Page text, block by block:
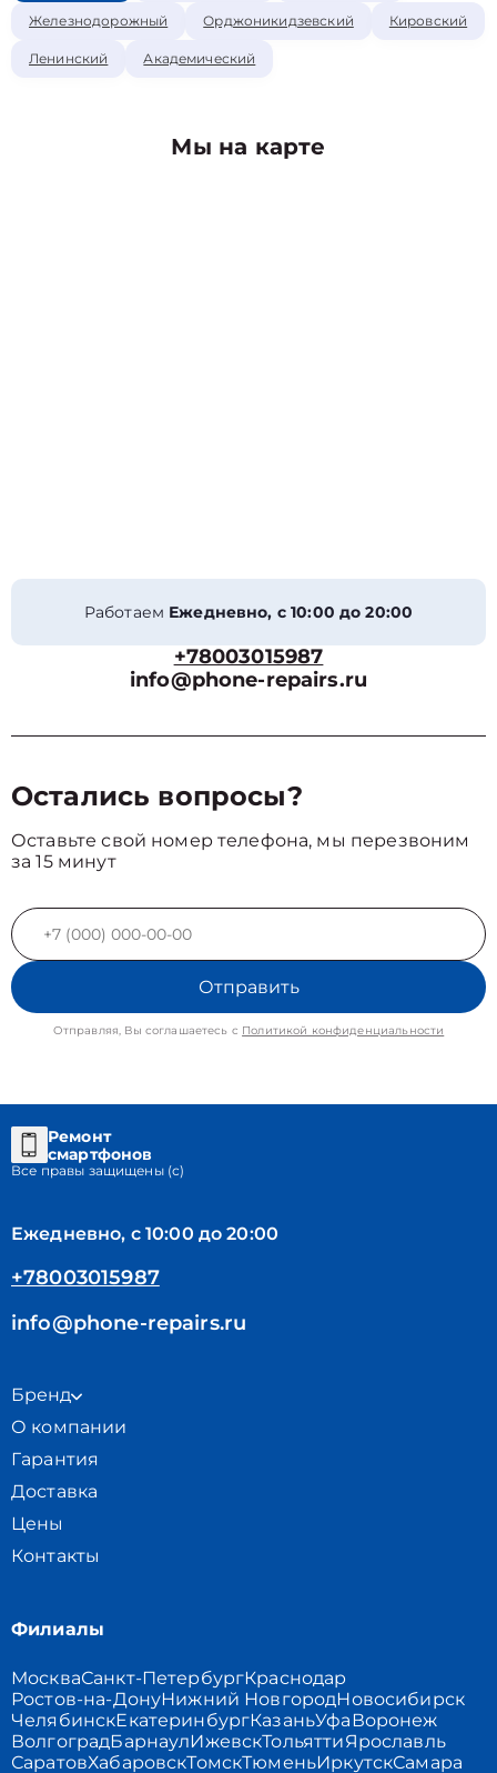
Железнодорожный Орджоникидзевский Кировский
Ленинский Академический
Мы на карте
Работаем Ежедневно, с 10:00 до 20:00
+78003015987
info@phone-repairs.ru
Остались вопросы?
Оставьте свой номер телефона, мы перезвоним
за 15 минут
Отправить
Отправляя, Вы соглашаетесь с Политикой конфиденциальности
Ремонт
смартфонов
Все правы защищены (с)
Ежедневно, с 10:00 до 20:00
+78003015987
info@phone-repairs.ru
Бренд
О компании
Гарантия
Доставка
Цены
Контакты
Филиалы
МоскваСанкт-ПетербургКраснодар
Ростов-на-ДонуНижний НовгородНовосибирск
ЧелябинскЕкатеринбургКазаньУфаВоронеж
ВолгоградБарнаулИжевскТольяттиЯрославль
СаратовХабаровскТомскТюменьИркутскСамара